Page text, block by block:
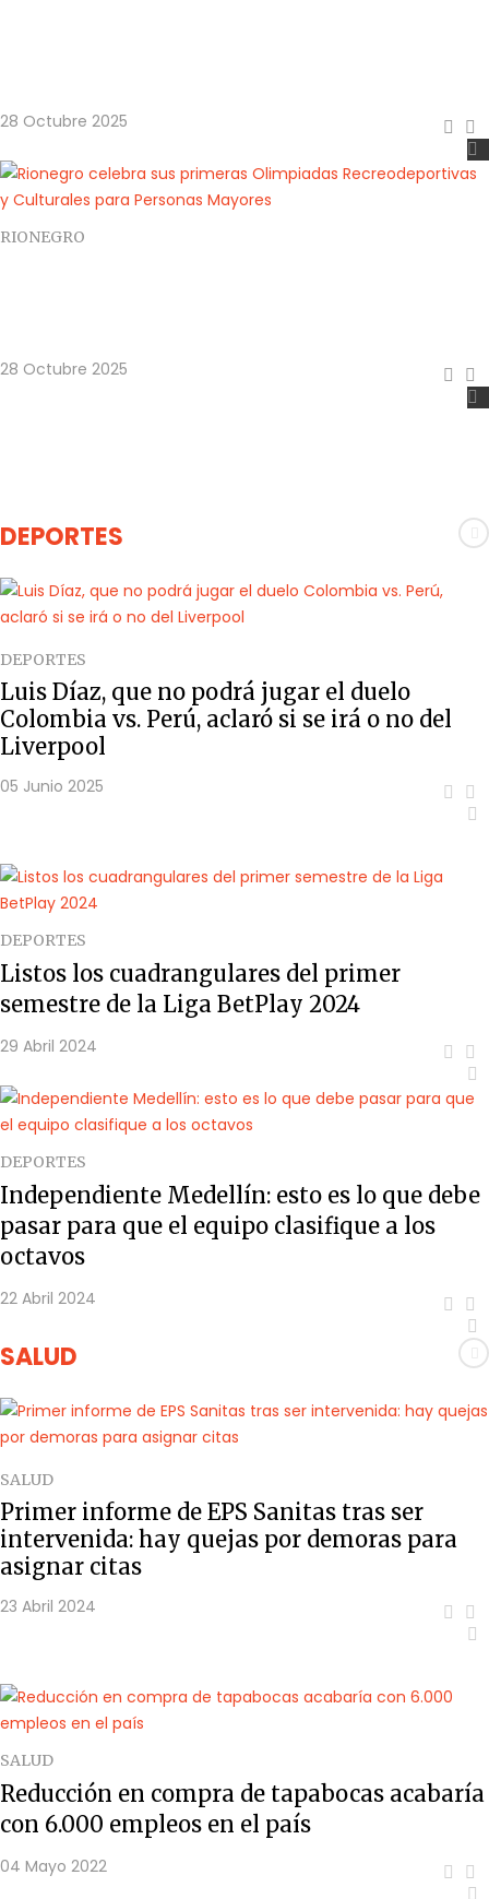
28 Octubre 2025
RIONEGRO
28 Octubre 2025
DEPORTES
DEPORTES
Luis Díaz, que no podrá jugar el duelo
Colombia vs. Perú, aclaró si se irá o no del
Liverpool
05 Junio 2025
DEPORTES
Listos los cuadrangulares del primer
semestre de la Liga BetPlay 2024
29 Abril 2024
DEPORTES
Independiente Medellín: esto es lo que debe
pasar para que el equipo clasifique a los
octavos
22 Abril 2024
SALUD
SALUD
Primer informe de EPS Sanitas tras ser
intervenida: hay quejas por demoras para
asignar citas
23 Abril 2024
SALUD
Reducción en compra de tapabocas acabaría
con 6.000 empleos en el país
04 Mayo 2022